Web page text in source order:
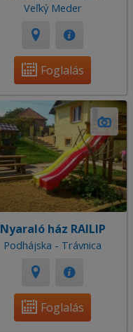
Veľký Meder
Foglalás
Nyaraló ház RAILIP
Podhájska - Trávnica
Foglalás